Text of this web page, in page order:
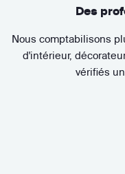
Des
Nous comptabilisons
d'intérieur,
vérifiés